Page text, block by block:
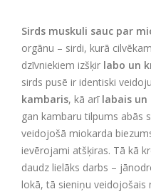
Sirds muskuli sauc par
orgānu – sirdi, kurā
dzīvniekiem izšķir labo un
sirds pusē ir identiski
kambaris, kā arī labais un
gan kambaru tilpums abās
veidojošā miokarda
ievērojami atšķiras. Tā kā
daudz lielāks darbs –
lokā, tā sieniņu veidojošais